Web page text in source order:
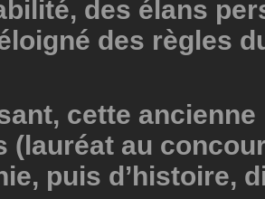
des élans
des règles
cette ancienne
(lauréat au
puis d’histoire,